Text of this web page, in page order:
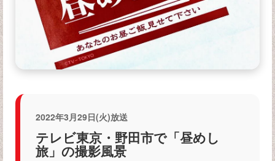
2022年3月29日(火)放送
テレビ東京・野田市で「昼めし
旅」の撮影風景